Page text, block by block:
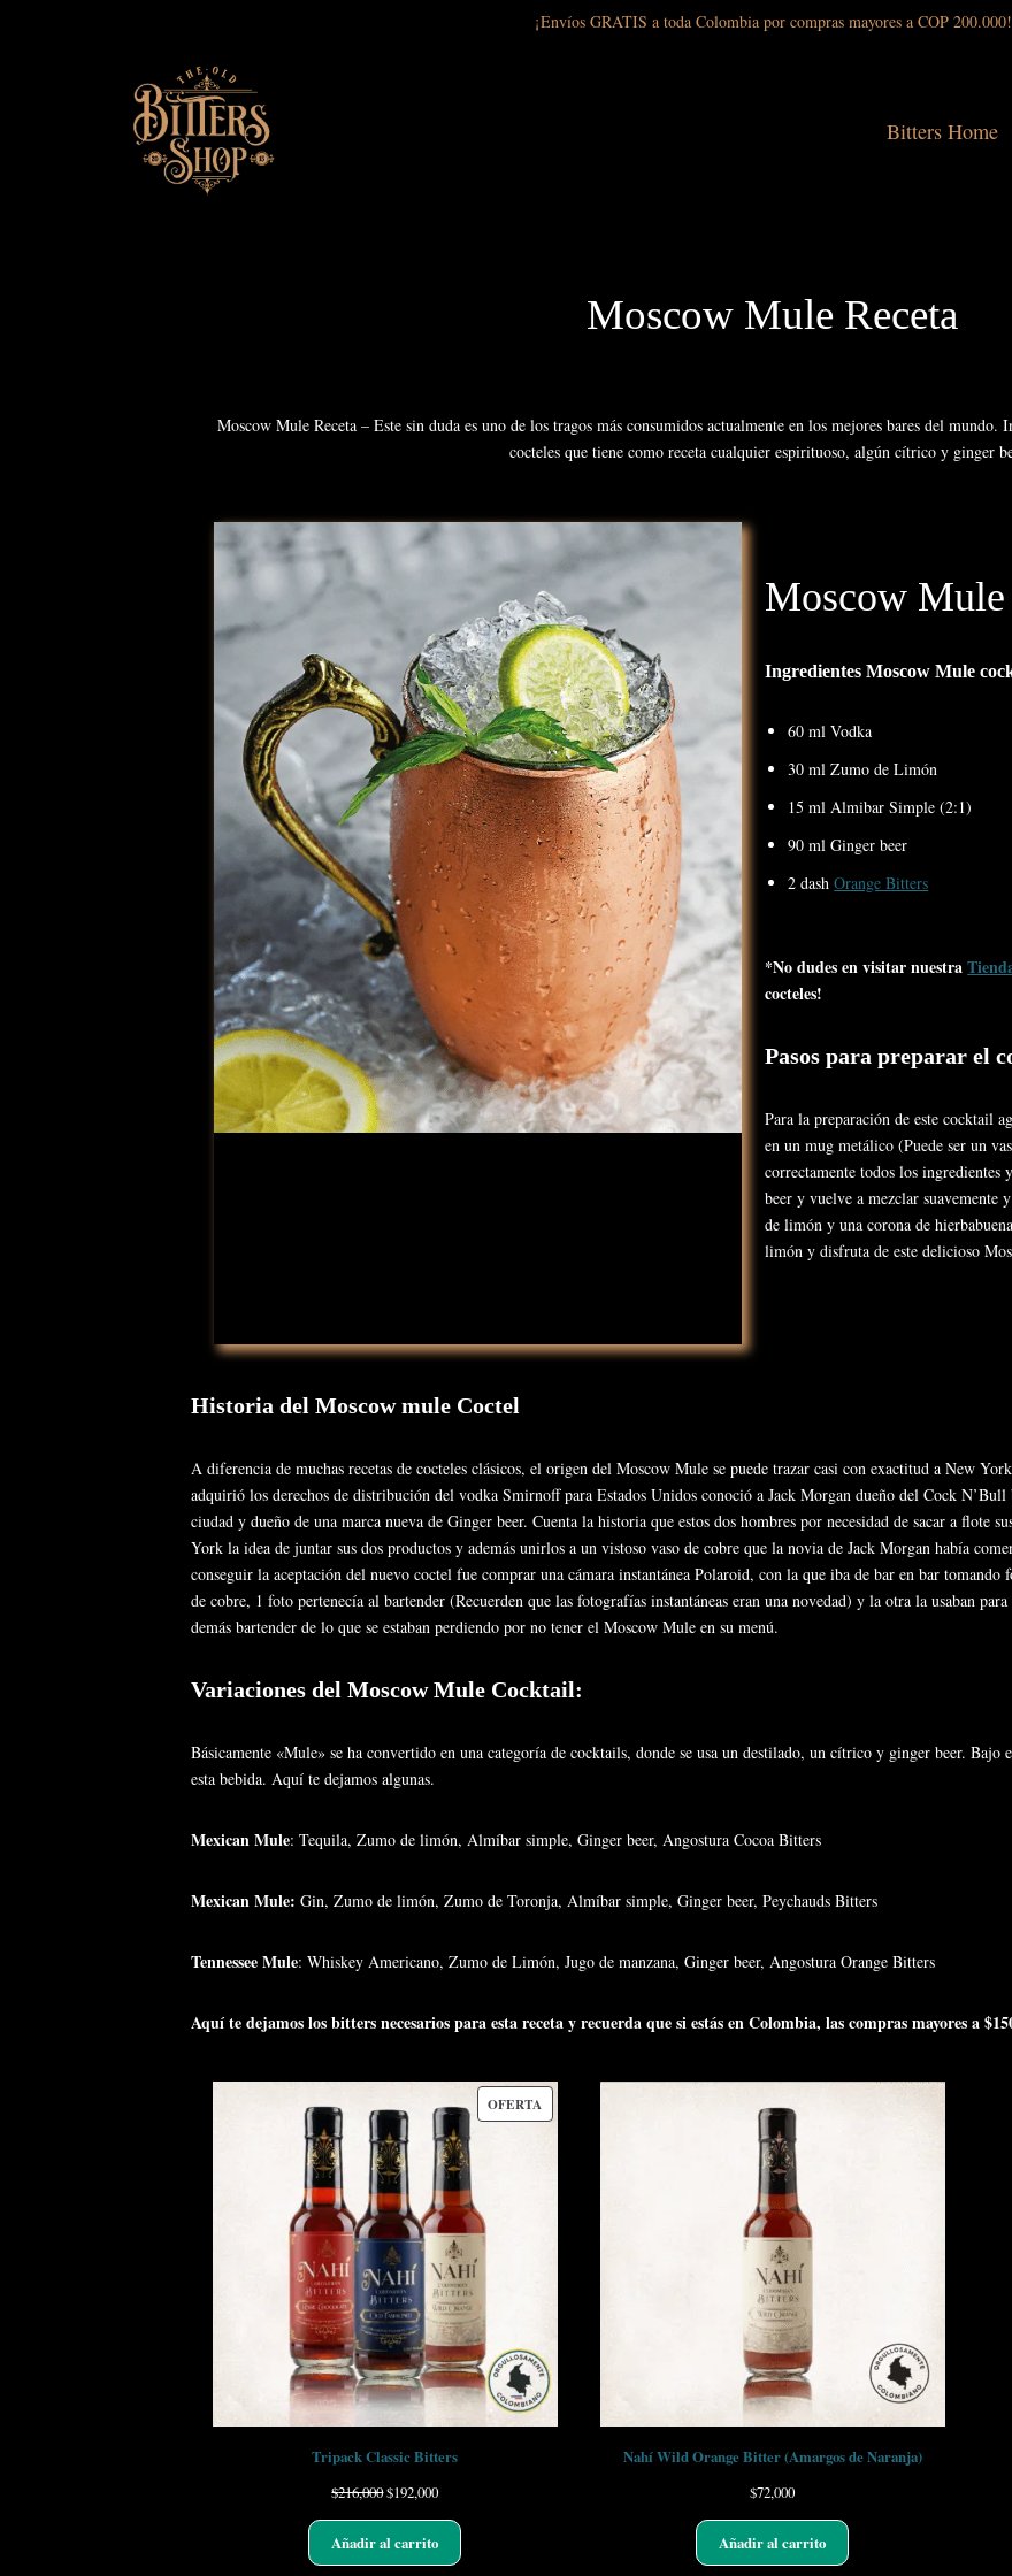
¡Envíos GRATIS a toda Colombia por compras mayores a COP 200.000!
Bitters Home
Moscow Mule Receta
Moscow Mule Receta – Este sin duda es uno de los tragos más consumidos actualmente en los mejores bares del mundo.
cocteles que tiene como receta cualquier espirituoso, algún cítrico y ginger
Moscow
Ingredientes Moscow Mule
60 ml Vodka
30 ml Zumo de Limón
15 ml Almibar Simple (2:1)
90 ml Ginger beer
2 dashOrange Bitters
*No dudes en visitar nuestra
cocteles!
Pasos para preparar el
Para la preparación de este cocktail
en un mug metálico (Puede ser un
correctamente todos los
beer y vuelve a mezclar suavemente
de limón y una corona de
limón y disfruta de este delicioso
Historia del Moscow mule Coctel
A diferencia de muchas recetas de cocteles clásicos, el origen del Moscow Mule se puede trazar casi con exactitud a New
adquirió los derechos de distribución del vodka Smirnoff para Estados Unidos conoció a Jack Morgan dueño del Cock N’Bull
ciudad y dueño de una marca nueva de Ginger beer. Cuenta la historia que estos dos hombres por necesidad de sacar a flote
York la idea de juntar sus dos productos y además unirlos a un vistoso vaso de cobre que la novia de Jack Morgan había
conseguir la aceptación del nuevo coctel fue comprar una cámara instantánea Polaroid, con la que iba de bar en bar
de cobre, 1 foto pertenecía al bartender (Recuerden que las fotografías instantáneas eran una novedad) y la otra la usaban
demás bartender de lo que se estaban perdiendo por no tener el Moscow Mule en su menú.
Variaciones del Moscow Mule Cocktail:
Básicamente «Mule» se ha convertido en una categoría de cocktails, donde se usa un destilado, un cítrico y ginger beer. Bajo
esta bebida. Aquí te dejamos algunas.
Mexican Mule: Tequila, Zumo de limón, Almíbar simple, Ginger beer, Angostura Cocoa Bitters
Mexican Mule:Gin, Zumo de limón, Zumo de Toronja, Almíbar simple, Ginger beer, Peychauds Bitters
Tennessee Mule: Whiskey Americano, Zumo de Limón, Jugo de manzana, Ginger beer, Angostura Orange Bitters
Aquí te dejamos los bitters necesarios para esta receta y recuerda que si estás en Colombia, las compras mayores a
OFERTA
Tripack Classic Bitters
$216,000$192,000
Añadir al carrito
Nahí Wild Orange Bitter (Amargos de Naranja)
$72,000
Añadir al carrito